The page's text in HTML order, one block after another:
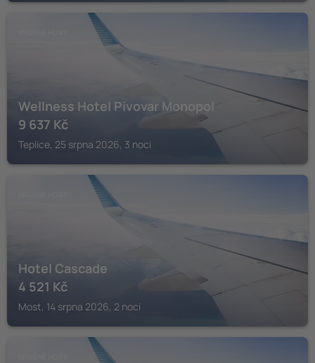
Wellness Hotel Pivovar Monopol
9 637 Kč
Teplice, 25 srpna 2026, 3 noci
Hotel Cascade
4 521 Kč
Most, 14 srpna 2026, 2 noci